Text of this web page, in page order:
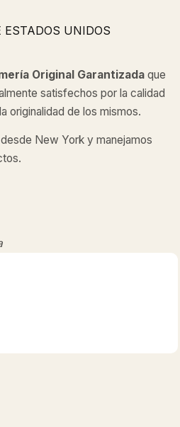
ESTADOS UNIDOS
Original Garantizada que
satisfechos por la calidad
originalidad de los mismos.
desde New York y manejamos